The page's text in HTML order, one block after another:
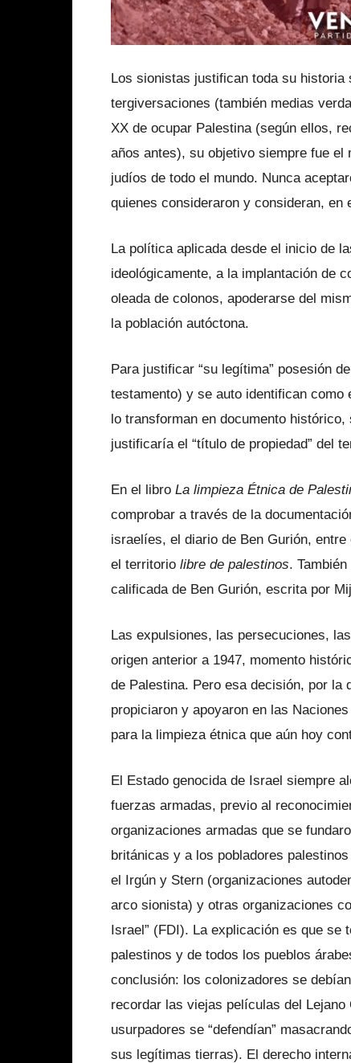
Los sionistas justifican toda su
tergiversaciones (también medias
XX de ocupar Palestina (según ellos,
años antes), su objetivo siempre fue el
judíos de todo el mundo. Nunca
quienes consideraron y consideran,
La política aplicada desde el inicio de
ideológicamente, a la implantación de
oleada de colonos, apoderarse del
la población autóctona.
Para justificar “su legítima” posesión
testamento) y se auto identifican como
lo transforman en documento
justificaría el “título de propiedad” del
En el libro La limpieza Étnica de
comprobar a través de la
israelíes, el diario de Ben Gurión,
el territorio libre de palestinos.
calificada de Ben Gurión, escrita por
Las expulsiones, las persecuciones,
origen anterior a 1947, momento
de Palestina. Pero esa decisión, por la
propiciaron y apoyaron en las
para la limpieza étnica que aún hoy
El Estado genocida de Israel siempre
fuerzas armadas, previo al
organizaciones armadas que se
británicas y a los pobladores
el Irgún y Stern (organizaciones
arco sionista) y otras organizaciones
Israel” (FDI). La explicación es que se
palestinos y de todos los pueblos
conclusión: los colonizadores se
recordar las viejas películas del
usurpadores se “defendían”
sus legítimas tierras). El derecho